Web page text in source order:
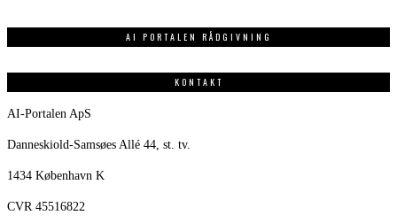
AI PORTALEN RÅDGIVNING
KONTAKT
AI-Portalen ApS
Danneskiold-Samsøes Allé 44, st. tv.
1434 København K
CVR 45516822